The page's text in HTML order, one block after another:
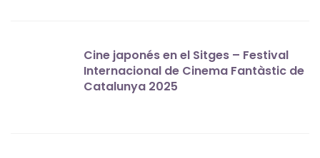
Cine japonés en el Sitges – Festival
Internacional de Cinema Fantàstic de
Catalunya 2025